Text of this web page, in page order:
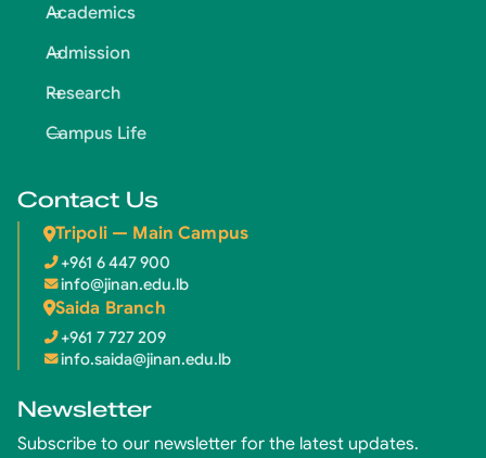
Academics
Admission
Research
Campus Life
Contact Us
Tripoli — Main Campus
+961 6 447 900
info@jinan.edu.lb
Saida Branch
+961 7 727 209
info.saida@jinan.edu.lb
Newsletter
Subscribe to our newsletter for the latest updates.